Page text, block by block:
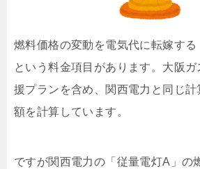
燃料価格の変動を電気代に転嫁する
という料金項目があります。大阪
援プランを含め、関西電力と同じ
額を計算しています。
ですが関西電力の「従量電灯A」の